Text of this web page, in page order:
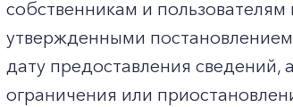
собственникам и
утвержденными
дату предоставления сведений,
ограничения или